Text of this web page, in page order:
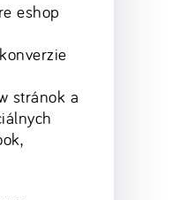
eshop
stránok a